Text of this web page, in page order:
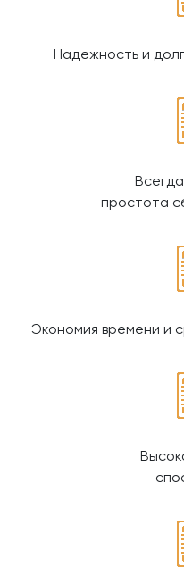
Надежность и
простота
Экономия времени и